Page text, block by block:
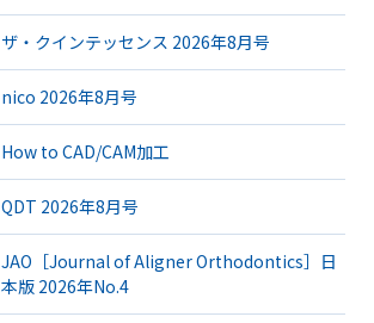
ザ・クインテッセンス 2026年8月号
nico 2026年8月号
How to CAD/CAM加工
QDT 2026年8月号
JAO［Journal of Aligner Orthodontics］日
本版 2026年No.4